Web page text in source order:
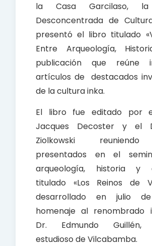
la Casa Garcilaso, la
Desconcentrada de
presentó el libro titulado
Entre Arqueología,
publicación que reúne
artículos de destacados
de la cultura inka.
El libro fue editado por
Jacques Decoster y el
Ziolkowski
presentados en el
arqueología, historia y
titulado «Los Reinos de
desarrollado en julio
homenaje al renombrado
Dr. Edmundo Guillén,
estudioso de Vilcabamba.